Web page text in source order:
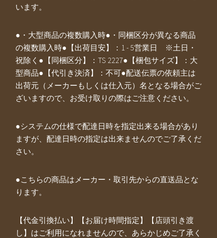
います。
●・大型商品の複数購入時●・同梱区分が異なる商品
の複数購入時●【出荷目安】：1 - 5営業日 ※土日・
祝除く●【同梱区分】：TS 2227●【梱包サイズ】：大
型商品●【代引き決済】：不可●配送伝票の依頼主は
出荷元（メーカーもしくは仕入元）名となる場合がご
ざいますので、お受け取りの際はご注意ください。
●システムの仕様で配達日時を指定出来る場合があり
ますが、配達日時の指定は出来ませんのでご了承くだ
さい。
●こちらの商品はメーカー・取引先からの直送品とな
ります。
【代金引換払い】【お届け時間指定】【店頭引き渡
し】はご利用になれませんので、あらかじめご了承く